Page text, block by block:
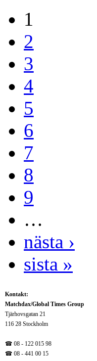
1
2
3
4
5
6
7
8
9
…
nästa ›
sista »
Kontakt:
Matchdax/Global Times Group
Tjärhovsgatan 21
116 28 Stockholm
☎ 08 - 122 015 98
☎ 08 - 441 00 15